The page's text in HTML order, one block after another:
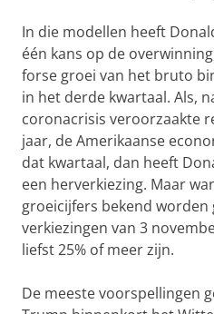
In die modellen heeft
één kans op de
forse groei van het bruto
in het derde kwartaal. Als,
coronacrisis veroorzaakte
jaar, de Amerikaanse
dat kwartaal, dan heeft
een herverkiezing. Maar
groeicijfers bekend
verkiezingen van 3
liefst 25% of meer zijn.
De meeste voorspellingen